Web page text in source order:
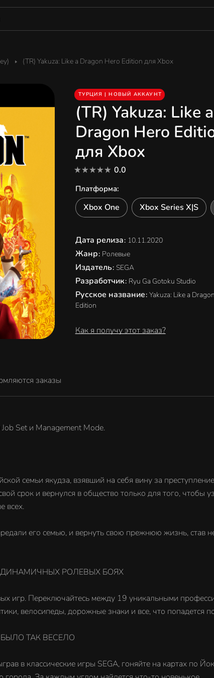
(TR) Yakuza: Like a Dragon Hero Edition для Xbox
ТУРЦИЯ | НОВЫЙ АККАУНТ
(TR) Yakuza: Like a
Dragon Hero
для Xbox
0.0
Платформа:
Xbox One Xbox Series X|S
Дата релиза: 10.11.2020
Жанр: Ролевые
Издатель: SEGA
Разработчик: Ryu Ga Gotoku Studio
Русское название: Yakuza: Like a
Edition
Как я получу этот заказ?
заказы
Set и Management Mode.
семьи якудза, взявший на себя вину за
срок и вернулся в общество только для того, чтобы
всех.
его семью, и вернуть свою прежнюю жизнь, став
РОЛЕВЫХ БОЯХ
игр. Переключайтесь между 19 уникальными
велосипеды, дорожные знаки и все, что попадется
ТАК ВЕСЕЛО
в классические игры SEGA, гоняйте на картах по